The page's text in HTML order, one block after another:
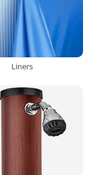
Liners